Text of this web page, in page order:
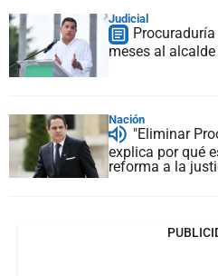
Judicial
meses al
Nación
"Eliminar
explica por qué
reforma a la